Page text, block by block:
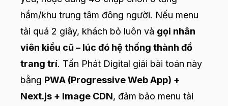
hầm/khu trung tâm đông người. Nếu menu
tải quá 2 giây, khách bỏ luôn và gọi nhân
viên kiểu cũ – lúc đó hệ thống thành đồ
trang trí. Tấn Phát Digital giải bài toán này
bằng PWA (Progressive Web App) +
Next.js + Image CDN, đảm bảo menu tải